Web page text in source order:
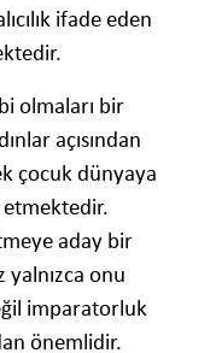
ifade eden
olmaları bir
açısından
çocuk dünyaya
aday bir
onu
imparatorluk
önemlidir.